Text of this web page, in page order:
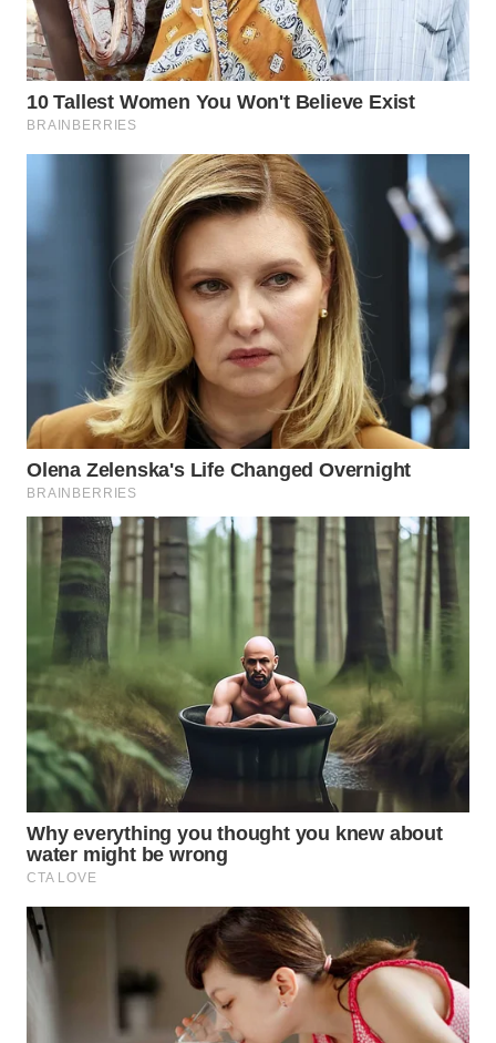
WN
BOGOR
WN
DEPOK
PADANG
LAWAS
WN
SUMEDANG
WN
CIANJUR
KEPULAUAN
SERIBU
WN
TANGERANG
WN
BINJAI
WN
CIREBON